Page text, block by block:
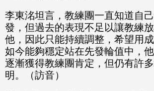
李東洺坦言，教練團一直知道自
發，但過去的表現不足以讓教練
他，因此只能持續調整，希望用成
如今能夠穩定站在先發輪值中，
逐漸獲得教練團肯定，但仍有許
明。（訪音）